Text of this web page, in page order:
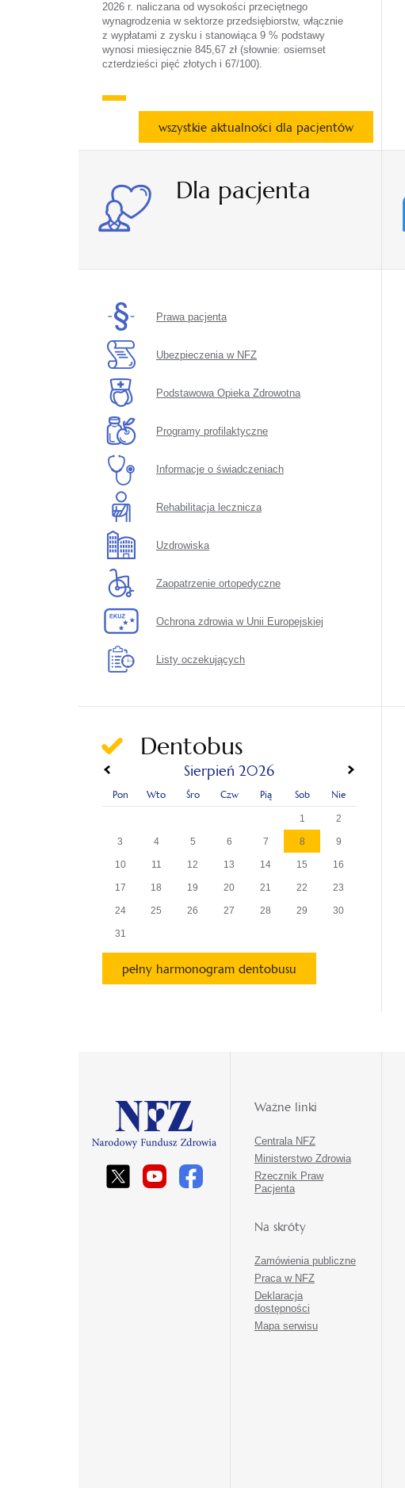
2026 r. naliczana od wysokości przeciętnego
wynagrodzenia w sektorze przedsiębiorstw, włącznie
z wypłatami z zysku i stanowiąca 9 % podstawy
wynosi miesięcznie 845,67 zł (słownie: osiemset
czterdzieści pięć złotych i 67/100).
wszystkie aktualności dla pacjentów
Dla pacjenta
Prawa pacjenta
Ubezpieczenia w NFZ
Podstawowa Opieka Zdrowotna
Programy profilaktyczne
Informacje o świadczeniach
Rehabilitacja lecznicza
Uzdrowiska
Zaopatrzenie ortopedyczne
Ochrona zdrowia w Unii Europejskiej
Listy oczekujących
Dentobus
Sierpień 2026
Pon Wto Śro Czw Pią Sob Nie
1 2
3 4 5 6 7 8 9
10 11 12 13 14 15 16
17 18 19 20 21 22 23
24 25 26 27 28 29 30
31
pełny harmonogram dentobusu
Ważne linki
Centrala NFZ
Ministerstwo Zdrowia
Rzecznik Praw
Pacjenta
Na skróty
Zamówienia publiczne
Praca w NFZ
Deklaracja
dostępności
Mapa serwisu